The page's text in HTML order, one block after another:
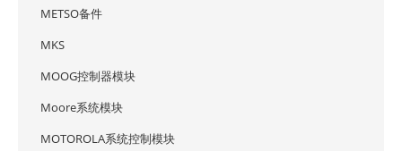
METSO备件
MKS
MOOG控制器模块
Moore系统模块
MOTOROLA系统控制模块